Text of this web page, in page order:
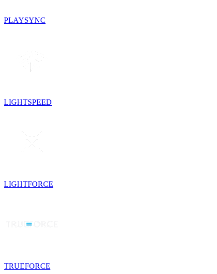
PLAYSYNC
LIGHTSPEED
LIGHTFORCE
TRUEFORCE